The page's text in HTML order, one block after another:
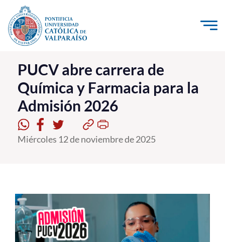
Click acá para ir directamente al contenido
La Universidad
Investigación, Creación e Innovación
PUCV Internacional
Vinculación con el Medio
Postgrado
Formación Continua
PUCV abre carrera de
Química y Farmacia para la
Admisión 2026
Miércoles 12 de noviembre de 2025